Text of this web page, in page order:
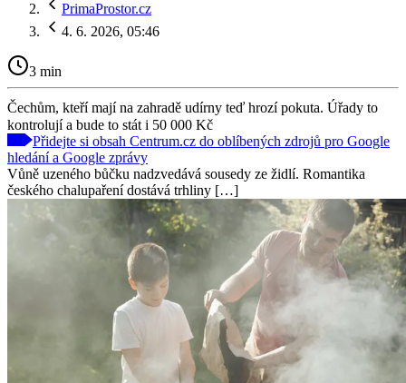
PrimaProstor.cz
4. 6. 2026, 05:46
3 min
Čechům, kteří mají na zahradě udírny teď hrozí pokuta. Úřady to
kontrolují a bude to stát i 50 000 Kč
Přidejte si obsah Centrum.cz do oblíbených zdrojů pro Google
hledání a Google zprávy
Vůně uzeného bůčku nadzvedává sousedy ze židlí. Romantika
českého chalupaření dostává trhliny […]